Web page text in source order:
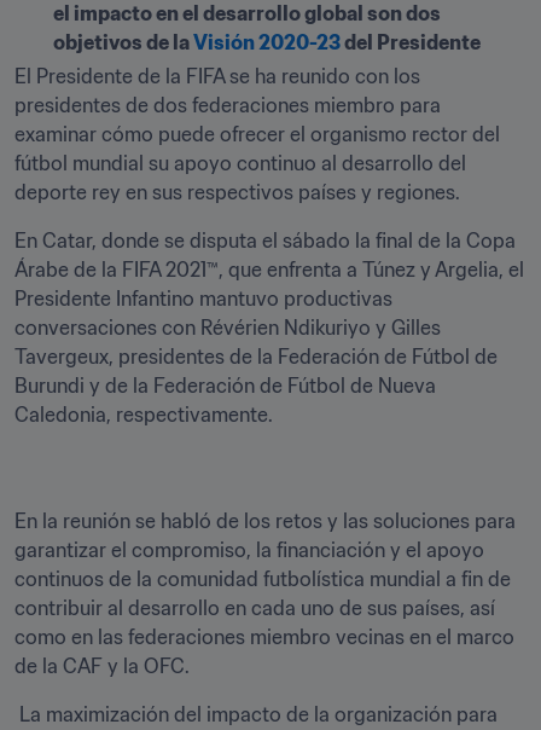
el impacto en el desarrollo global son dos
objetivos de la Visión 2020-23 del Presidente
El Presidente de la FIFA se ha reunido con los
presidentes de dos federaciones miembro para
examinar cómo puede ofrecer el organismo rector del
fútbol mundial su apoyo continuo al desarrollo del
deporte rey en sus respectivos países y regiones.
En Catar, donde se disputa el sábado la final de la Copa
Árabe de la FIFA 2021™, que enfrenta a Túnez y Argelia, el
Presidente Infantino mantuvo productivas
conversaciones con Révérien Ndikuriyo y Gilles
Tavergeux, presidentes de la Federación de Fútbol de
Burundi y de la Federación de Fútbol de Nueva
Caledonia, respectivamente.
En la reunión se habló de los retos y las soluciones para
garantizar el compromiso, la financiación y el apoyo
continuos de la comunidad futbolística mundial a fin de
contribuir al desarrollo en cada uno de sus países, así
como en las federaciones miembro vecinas en el marco
de la CAF y la OFC.
La maximización del impacto de la organización para